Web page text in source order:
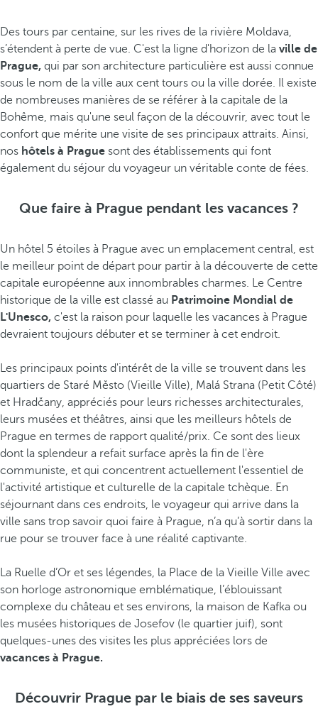
Des tours par centaine, sur les rives de la rivière Moldava,
s’étendent à perte de vue. C'est la ligne d'horizon de la ville de
Prague, qui par son architecture particulière est aussi connue
sous le nom de la ville aux cent tours ou la ville dorée. Il existe
de nombreuses manières de se référer à la capitale de la
Bohême, mais qu'une seul façon de la découvrir, avec tout le
confort que mérite une visite de ses principaux attraits. Ainsi,
nos hôtels à Prague sont des établissements qui font
également du séjour du voyageur un véritable conte de fées.
Que faire à Prague pendant les vacances ?
Un hôtel 5 étoiles à Prague avec un emplacement central, est
le meilleur point de départ pour partir à la découverte de cette
capitale européenne aux innombrables charmes. Le Centre
historique de la ville est classé au Patrimoine Mondial de
L'Unesco, c'est la raison pour laquelle les vacances à Prague
devraient toujours débuter et se terminer à cet endroit.
Les principaux points d'intérêt de la ville se trouvent dans les
quartiers de Staré Město (Vieille Ville), Malá Strana (Petit Côté)
et Hradčany, appréciés pour leurs richesses architecturales,
leurs musées et théâtres, ainsi que les meilleurs hôtels de
Prague en termes de rapport qualité/prix. Ce sont des lieux
dont la splendeur a refait surface après la fin de l'ère
communiste, et qui concentrent actuellement l'essentiel de
l'activité artistique et culturelle de la capitale tchèque. En
séjournant dans ces endroits, le voyageur qui arrive dans la
ville sans trop savoir quoi faire à Prague, n’a qu’à sortir dans la
rue pour se trouver face à une réalité captivante.
La Ruelle d’Or et ses légendes, la Place de la Vieille Ville avec
son horloge astronomique emblématique, l’éblouissant
complexe du château et ses environs, la maison de Kafka ou
les musées historiques de Josefov (le quartier juif), sont
quelques-unes des visites les plus appréciées lors de
vacances à Prague.
Découvrir Prague par le biais de ses saveurs